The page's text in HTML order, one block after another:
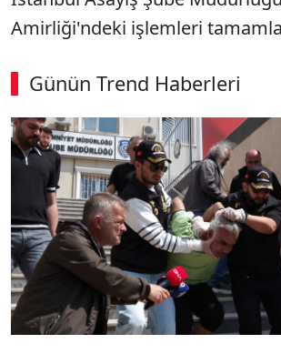
Amirliği'ndeki işlemleri
Günün Trend Haberleri